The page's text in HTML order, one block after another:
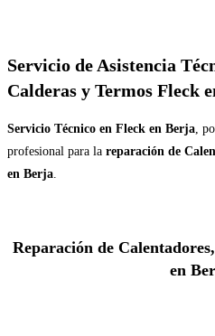
Servicio de Asistencia
Calderas y Termos Fleck
Servicio Técnico en Fleck en Berja,
profesional para la reparación de
en Berja.
Reparación de
en